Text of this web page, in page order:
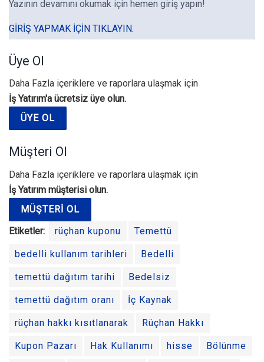
Yazının devamını okumak için hemen giriş yapın!
GIRIŞ YAPMAK IÇIN TIKLAYIN.
Üye Ol
Daha Fazla içeriklere ve raporlara ulaşmak için
İş Yatırım'a ücretsiz üye olun.
ÜYE OL
Müşteri Ol
Daha Fazla içeriklere ve raporlara ulaşmak için
İş Yatırım müşterisi olun.
MÜŞTERI OL
Etiketler:
rüçhan kuponu Temettü
bedelli kullanım tarihleri Bedelli
temettü dağıtım tarihi Bedelsiz
temettü dağıtım oranı İç Kaynak
rüçhan hakkı kısıtlanarak Rüçhan Hakkı
Kupon Pazarı Hak Kullanımı hisse Bölünme